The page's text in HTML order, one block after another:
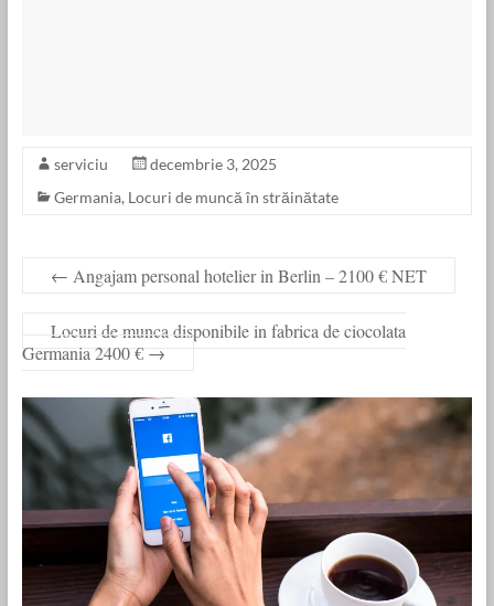
serviciu
decembrie 3, 2025
Germania, Locuri de muncă în străinătate
← Angajam personal hotelier in Berlin – 2100 € NET
Locuri de munca disponibile in fabrica de ciocolata
Germania 2400 € →